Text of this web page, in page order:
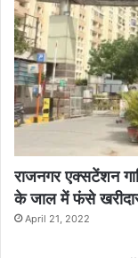
राजनगर एक्सटेंशन
के जाल में फंसे
April 21, 2022